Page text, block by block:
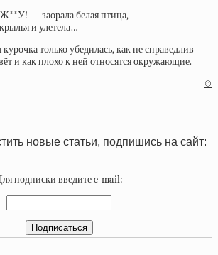
— заорала белая птица,
и улетела…
только убедилась, как не справедлив
и как плохо к ней относятся окружающие.
©
новые статьи, подпишись на сайт:
подписки введите e-mail: